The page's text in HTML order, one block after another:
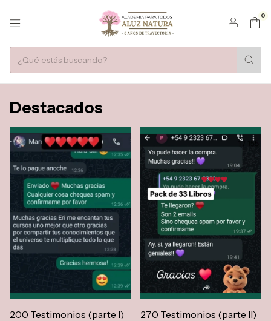
0
Destacados
200 Testimonios (parte I) 270 Testimonios (parte II)